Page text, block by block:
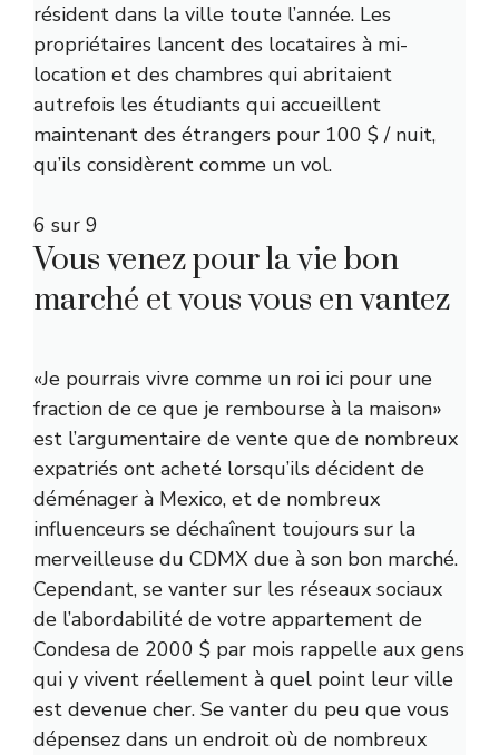
résident dans la ville toute l’année. Les
propriétaires lancent des locataires à mi-
location et des chambres qui abritaient
autrefois les étudiants qui accueillent
maintenant des étrangers pour 100 $ / nuit,
qu’ils considèrent comme un vol.
6 sur 9
Vous venez pour la vie bon
marché et vous vous en vantez
«Je pourrais vivre comme un roi ici pour une
fraction de ce que je rembourse à la maison»
est l’argumentaire de vente que de nombreux
expatriés ont acheté lorsqu’ils décident de
déménager à Mexico, et de nombreux
influenceurs se déchaînent toujours sur la
merveilleuse du CDMX due à son bon marché.
Cependant, se vanter sur les réseaux sociaux
de l’abordabilité de votre appartement de
Condesa de 2000 $ par mois rappelle aux gens
qui y vivent réellement à quel point leur ville
est devenue cher. Se vanter du peu que vous
dépensez dans un endroit où de nombreux